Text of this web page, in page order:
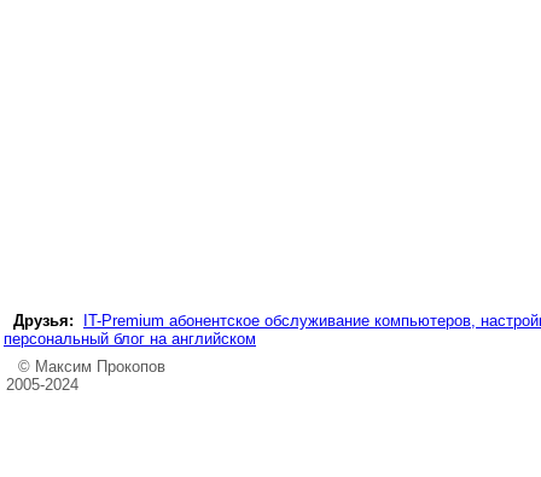
Друзья:
IT-Premium абонентское обслуживание компьютеров,
персональный блог на английском
© Максим Прокопов
2005-2024